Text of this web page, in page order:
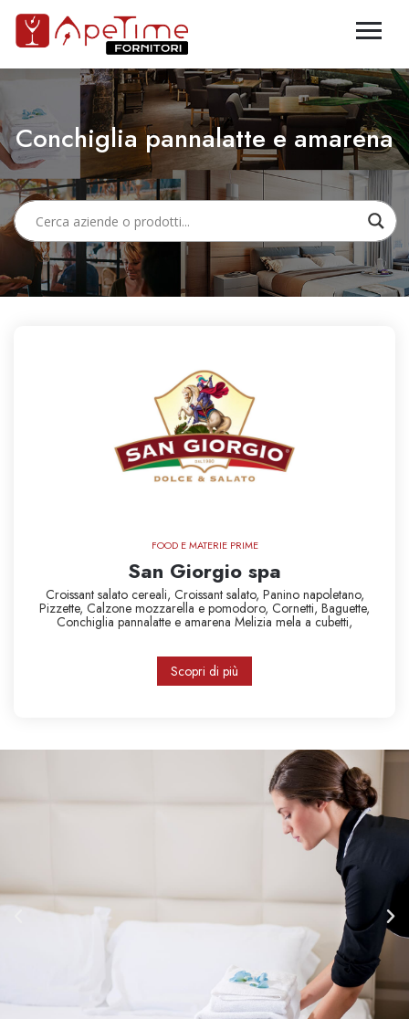
Conchiglia pannalatte e amarena
FOOD E MATERIE PRIME
San Giorgio spa
Croissant salato cereali, Croissant salato, Panino napoletano,
Pizzette, Calzone mozzarella e pomodoro, Cornetti, Baguette,
Conchiglia pannalatte e amarena Melizia mela a cubetti,
Scopri di più